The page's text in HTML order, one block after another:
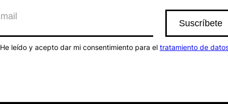
He leído y acepto dar mi consentimiento para el tratamiento de